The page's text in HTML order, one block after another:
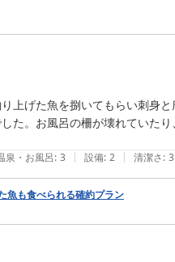
上げた魚を捌いてもらい刺身
た。お風呂の柵が壊れていた
泉・お風呂: 3 | 設備: 2 | 清潔さ: 3
魚も食べられる確約プラン